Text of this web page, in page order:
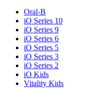
Oral-B
iO Series 10
iO Series 9
iO Series 6
iO Series 5
iO Series 3
iO Series 2
iO Kids
Vitality Kids